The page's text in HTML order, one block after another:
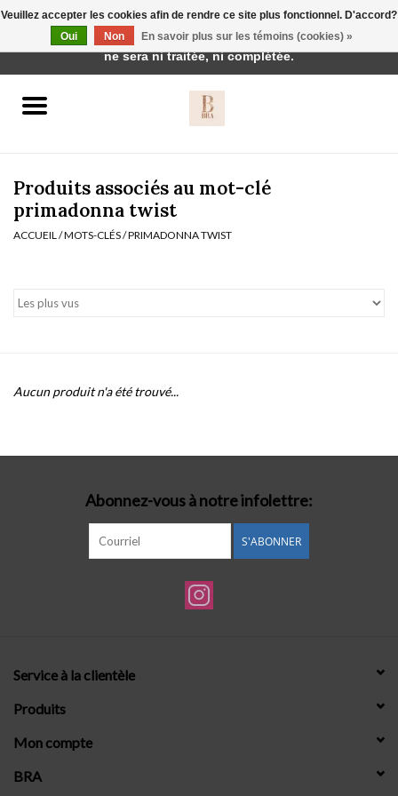
vêtements de nuit
Badmode
Produits associés au mot-clé
primadonna twist
ACCUEIL /MOTS-CLÉS/PRIMADONNA TWIST
Aucun produit n'a été trouvé...
Abonnez-vous à notre infolettre:
S'ABONNER
Service à la clientèle
Produits
Mon compte
BRA
Veuillez accepter les cookies afin de rendre ce site plus fonctionnel. D'accord?
Oui
Non En savoir plus sur les témoins (cookies) »
Cette boutique est en construction. Toute commande passée
ne sera ni traitée, ni complétée.